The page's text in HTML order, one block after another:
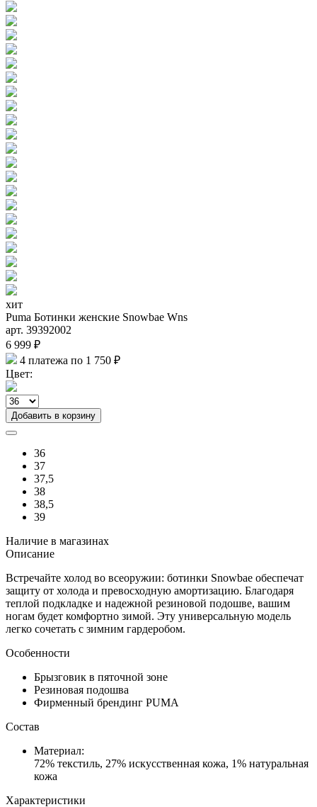
хит
Puma Ботинки женские Snowbae Wns
арт. 39392002
6 999 ₽
4 платежа по 1 750 ₽
Цвет:
Добавить в корзину
36
37
37,5
38
38,5
39
Наличие в магазинах
Описание
Встречайте холод во всеоружии: ботинки Snowbae обеспечат
защиту от холода и превосходную амортизацию. Благодаря
теплой подкладке и надежной резиновой подошве, вашим
ногам будет комфортно зимой. Эту универсальную модель
легко сочетать с зимним гардеробом.
Особенности
Брызговик в пяточной зоне
Резиновая подошва
Фирменный брендинг PUMA
Состав
Материал:
72% текстиль, 27% искусственная кожа, 1% натуральная
кожа
Характеристики